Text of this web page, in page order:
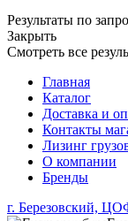
Результаты по
Закрыть
Смотреть все
Главная
Каталог
Доставка и
Контакты
Лизинг
О компании
Бренды
г. Березовский,